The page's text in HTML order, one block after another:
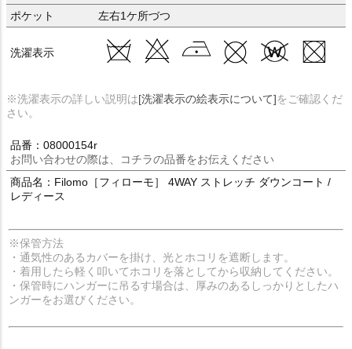
ポケット
左右1ケ所づつ
洗濯表示
※洗濯表示の詳しい説明は[洗濯表示の絵表示について]をご確認くだ
さい。
品番：08000154r
お問い合わせの際は、コチラの品番をお伝えください
商品名：Filomo［フィローモ］ 4WAY ストレッチ ダウンコート /
レディース
※保管方法
・通気性のあるカバーを掛け、光とホコリを遮断します。
・着用したら軽く叩いてホコリを落としてから収納してください。
・保管時にハンガーに吊るす場合は、厚みのあるしっかりとしたハ
ンガーをお選びください。